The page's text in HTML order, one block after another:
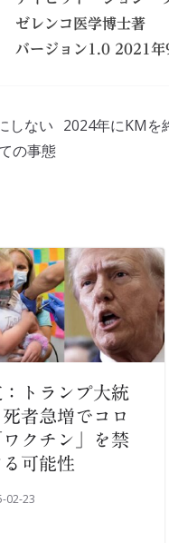
ゼレンコ医学博士著
バージョン1.0 2021年
しない
の事態
2024年にKMを
トランプ大統
者急増でコロ
ワクチン」を禁
る可能性
02-23